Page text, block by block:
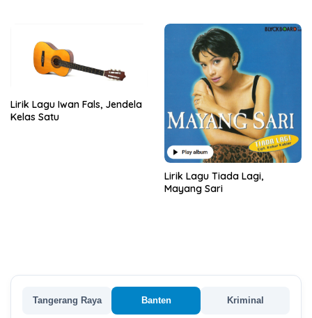
Lirik Lagu Iwan Fals, Jendela
Kelas Satu
Lirik Lagu Tiada Lagi,
Mayang Sari
Tangerang Raya Banten Kriminal